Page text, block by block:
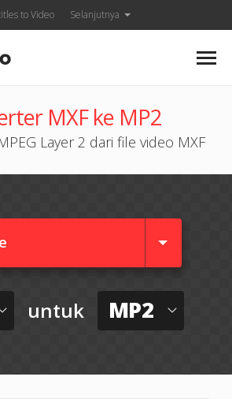
to Video Selanjutnya
MXF ke MP2
Layer 2 dari file video MXF
untuk MP2